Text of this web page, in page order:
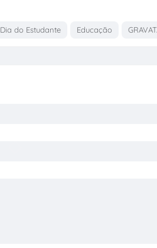
Dia do Estudante Educação